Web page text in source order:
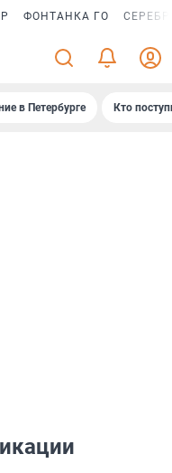
ФОНТАНКА ГО
в Петербурге Кто